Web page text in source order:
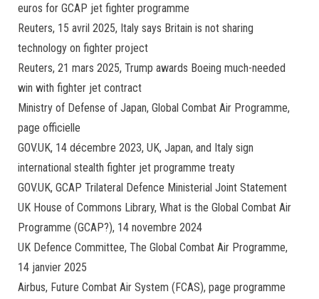
euros for GCAP jet fighter programme
Reuters, 15 avril 2025, Italy says Britain is not sharing
technology on fighter project
Reuters, 21 mars 2025, Trump awards Boeing much-needed
win with fighter jet contract
Ministry of Defense of Japan, Global Combat Air Programme,
page officielle
GOV.UK, 14 décembre 2023, UK, Japan, and Italy sign
international stealth fighter jet programme treaty
GOV.UK, GCAP Trilateral Defence Ministerial Joint Statement
UK House of Commons Library, What is the Global Combat Air
Programme (GCAP?), 14 novembre 2024
UK Defence Committee, The Global Combat Air Programme,
14 janvier 2025
Airbus, Future Combat Air System (FCAS), page programme